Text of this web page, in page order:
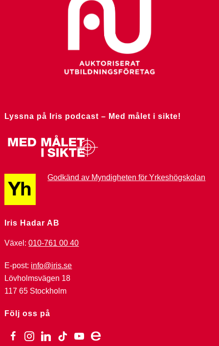
Lyssna på Iris podcast – Med målet i sikte!
Godkänd av Myndigheten för Yrkeshögskolan
Iris Hadar AB
Växel:010-761 00 40
E-post: info@iris.se
Lövholmsvägen 18
117 65 Stockholm
Följ oss på
facebookinstagramlinkedin
tiktok youtube
ebay